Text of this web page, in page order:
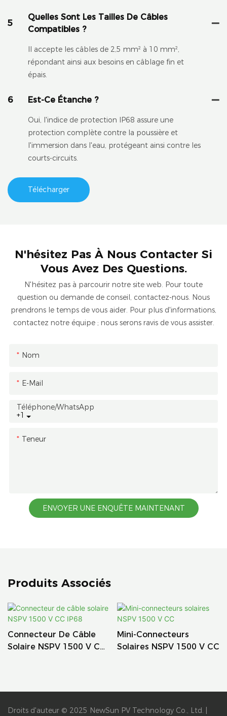
5
Quelles Sont Les Tailles De Câbles
Compatibles ?
Il accepte les câbles de 2,5 mm² à 10 mm²,
répondant ainsi aux besoins en câblage fin et
épais.
6 Est-Ce Étanche ?
Oui, l'indice de protection IP68 assure une
protection complète contre la poussière et
l'immersion dans l'eau, protégeant ainsi contre les
courts-circuits.
Télécharger
N'hésitez Pas À Nous Contacter Si
Vous Avez Des Questions.
N'hésitez pas à parcourir notre site web. Pour toute
question ou demande de conseil, contactez-nous. Nous
prendrons le temps de vous aider. Pour plus d'informations,
contactez notre équipe ; nous serons ravis de vous assister.
Nom
E-Mail
+1
Téléphone/WhatsApp
Teneur
ENVOYER UNE ENQUÊTE MAINTENANT
Produits Associés
Connecteur De Câble
Solaire NSPV 1500 V CC
Mini-Connecteurs
Solaires NSPV 1500 V CC
Droits d'auteur © 2025 NewSun PV Technology Co., Ltd. |